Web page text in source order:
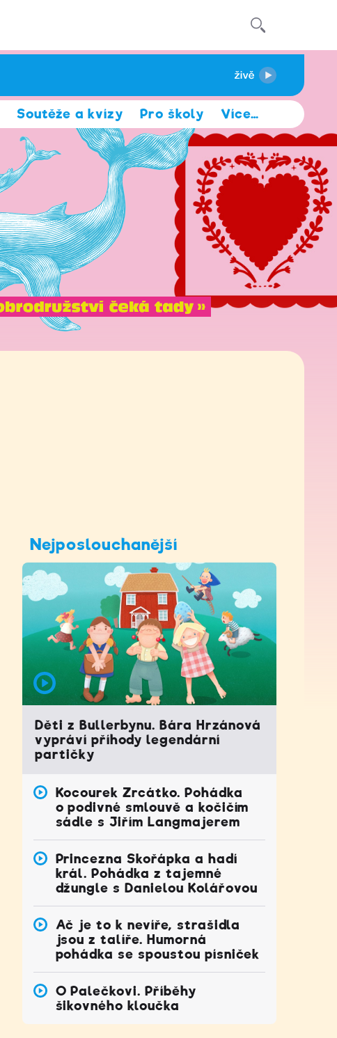
Soutěže a kvízy Pro školy Více…
Nejposlouchanější
Děti z Bullerbynu. Bára Hrzánová
vypráví příhody legendární
partičky
Kocourek Zrcátko. Pohádka
o podivné smlouvě a kočičím
sádle s Jiřím Langmajerem
Princezna Skořápka a hadí
král. Pohádka z tajemné
džungle s Danielou Kolářovou
Ač je to k nevíře, strašidla
jsou z talíře. Humorná
pohádka se spoustou písniček
O Palečkovi. Příběhy
šikovného kloučka